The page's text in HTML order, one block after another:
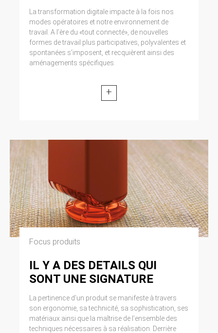
La transformation digitale impacte à la fois nos
modes opératoires et notre environnement de
travail. A l’ère du «tout connecté», de nouvelles
formes de travail plus participatives, polyvalentes et
spontanées s’imposent, et recquièrent ainsi des
aménagements spécifiques.
+
Focus produits
IL Y A DES DETAILS QUI
SONT UNE SIGNATURE
La pertinence d’un produit se manifeste à travers
son ergonomie, sa technicité, sa sophistication, ses
matériaux ainsi que la maîtrise de l’ensemble des
techniques nécessaires à sa réalisation. Derrière